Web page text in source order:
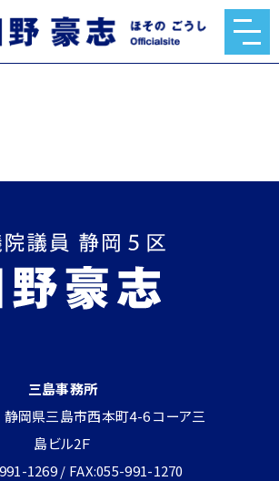
三島事務所
岡県三島市西本町4-6 コーア三
島ビル2Ｆ
1269 / FAX:055-991-1270